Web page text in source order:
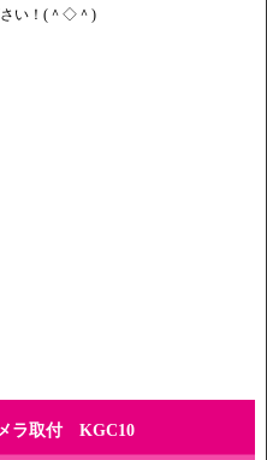
さい！(＾◇＾)
ラ取付 KGC10